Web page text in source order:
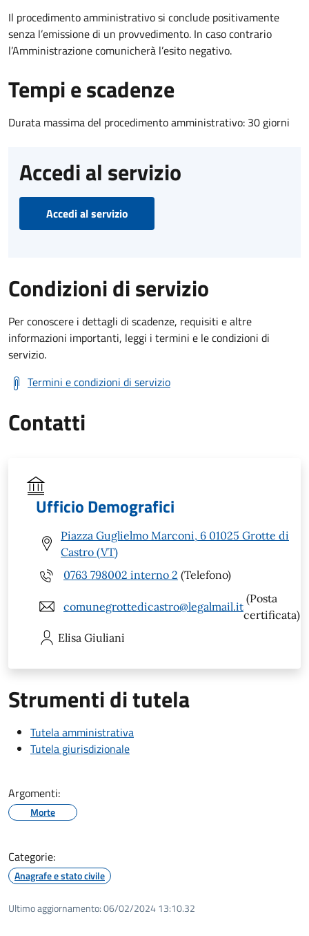
Il procedimento amministrativo si conclude positivamente
senza l’emissione di un provvedimento. In caso contrario
l’Amministrazione comunicherà l’esito negativo.
Tempi e scadenze
Durata massima del procedimento amministrativo: 30 giorni
Accedi al servizio
Accedi al servizio
Condizioni di servizio
Per conoscere i dettagli di scadenze, requisiti e altre
informazioni importanti, leggi i termini e le condizioni di
servizio.
Termini e condizioni di servizio
Contatti
Ufficio Demografici
Piazza Guglielmo Marconi, 6 01025 Grotte di
Castro (VT)
0763 798002 interno 2 (Telefono)
comunegrottedicastro@legalmail.it
(Posta
certificata)
Elisa Giuliani
Strumenti di tutela
Tutela amministrativa
Tutela giurisdizionale
Argomenti:
Morte
Categorie:
Anagrafe e stato civile
Ultimo aggiornamento:06/02/2024 13:10.32